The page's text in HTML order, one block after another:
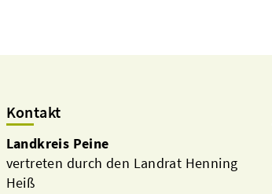
Kontakt
Landkreis Peine
vertreten durch den Landrat Henning
Heiß